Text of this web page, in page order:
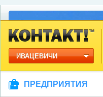
ИВАЦЕВИЧИ
ПРЕДПРИЯТИЯ